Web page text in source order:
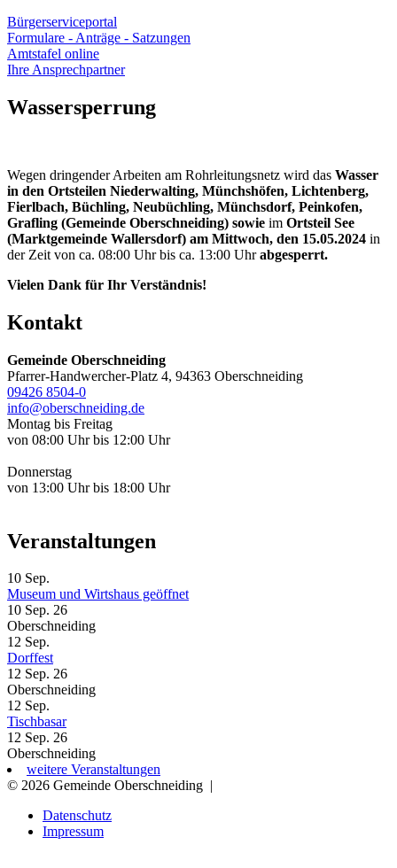
Bürgerserviceportal
Formulare - Anträge - Satzungen
Amtstafel online
Ihre Ansprechpartner
Wassersperrung
Wegen dringender Arbeiten am Rohrleitungsnetz wird das Wasser
in den Ortsteilen Niederwalting, Münchshöfen, Lichtenberg,
Fierlbach, Büchling, Neubüchling, Münchsdorf, Peinkofen,
Grafling (Gemeinde Oberschneiding) sowie im Ortsteil See
(Marktgemeinde Wallersdorf) am Mittwoch, den 15.05.2024 in
der Zeit von ca. 08:00 Uhr bis ca. 13:00 Uhrabgesperrt.
Vielen Dank für Ihr Verständnis!
Kontakt
Gemeinde Oberschneiding
Pfarrer-Handwercher-Platz 4, 94363 Oberschneiding
09426 8504-0
info@oberschneiding.de
Montag bis Freitag
von 08:00 Uhr bis 12:00 Uhr
Donnerstag
von 13:00 Uhr bis 18:00 Uhr
Veranstaltungen
10 Sep.
Museum und Wirtshaus geöffnet
10 Sep. 26
Oberschneiding
12 Sep.
Dorffest
12 Sep. 26
Oberschneiding
12 Sep.
Tischbasar
12 Sep. 26
Oberschneiding
weitere Veranstaltungen
© 2026 Gemeinde Oberschneiding |
Datenschutz
Impressum